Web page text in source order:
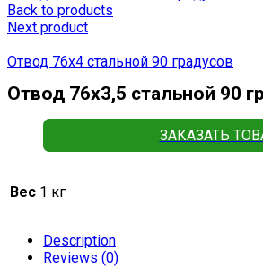
Back to products
Next product
Отвод 76х4 стальной 90 градусов
Отвод 76х3,5 стальной 90
ЗАКАЗАТЬ
Вес 1 кг
Description
Reviews (0)